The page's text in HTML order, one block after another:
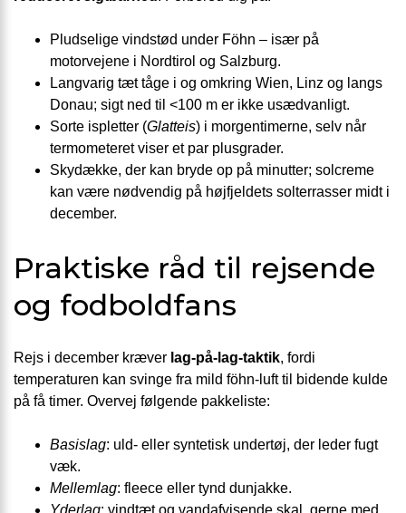
Pludselige vindstød under Föhn – især på
motorvejene i Nordtirol og Salzburg.
Langvarig tæt tåge i og omkring Wien, Linz og langs
Donau; sigt ned til <100 m er ikke usædvanligt.
Sorte ispletter (Glatteis) i morgentimerne, selv når
termometeret viser et par plusgrader.
Skydække, der kan bryde op på minutter; solcreme
kan være nødvendig på højfjeldets solterrasser midt i
december.
Praktiske råd til rejsende
og fodboldfans
Rejs i december kræver lag-på-lag-taktik, fordi
temperaturen kan svinge fra mild föhn-luft til bidende kulde
på få timer. Overvej følgende pakkeliste:
Basislag: uld- eller syntetisk undertøj, der leder fugt
væk.
Mellemlag: fleece eller tynd dunjakke.